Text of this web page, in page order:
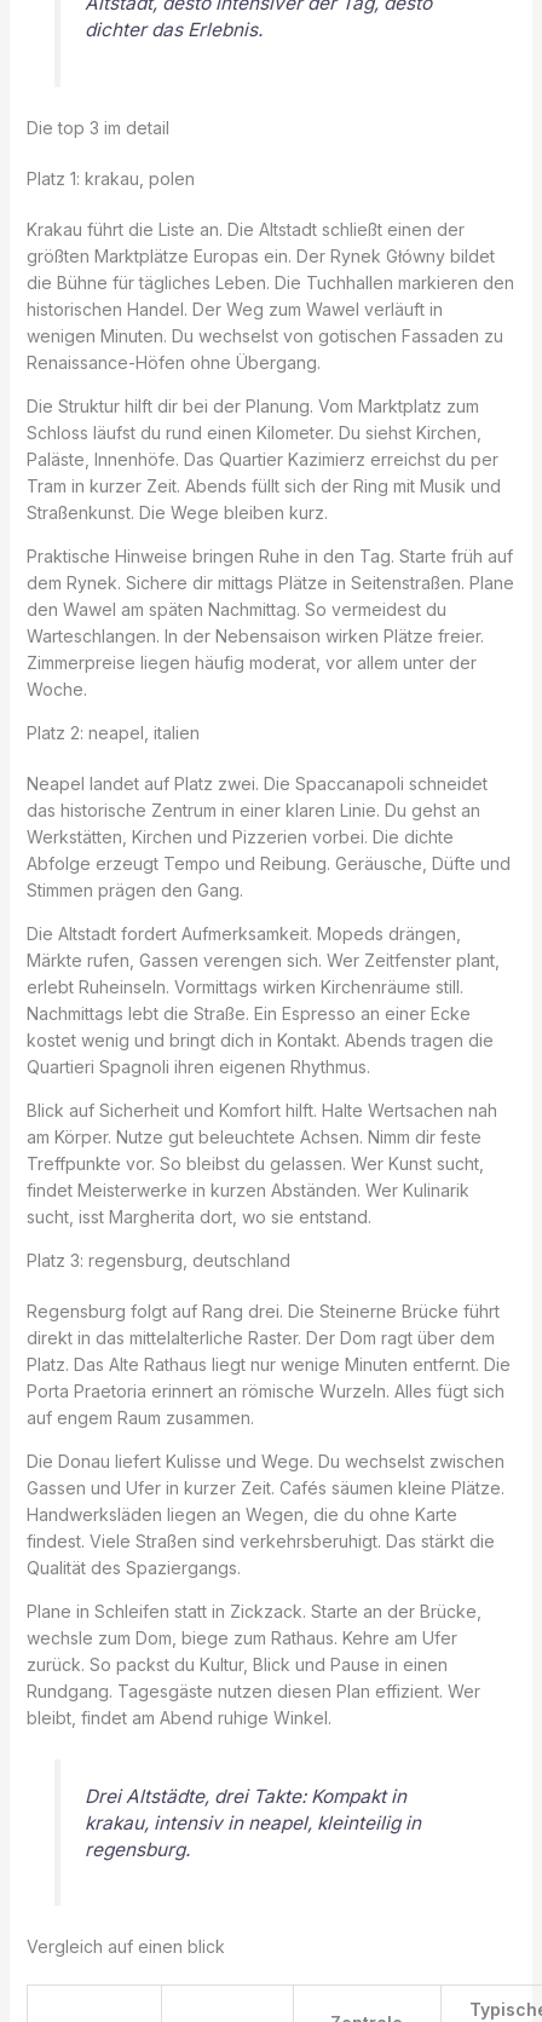
dichter das Erlebnis.
Die top 3 im detail
Platz 1: krakau, polen
Krakau führt die Liste an. Die Altstadt schließt einen der
größten Marktplätze Europas ein. Der Rynek Główny bildet
die Bühne für tägliches Leben. Die Tuchhallen markieren den
historischen Handel. Der Weg zum Wawel verläuft in
wenigen Minuten. Du wechselst von gotischen Fassaden zu
Renaissance-Höfen ohne Übergang.
Die Struktur hilft dir bei der Planung. Vom Marktplatz zum
Schloss läufst du rund einen Kilometer. Du siehst Kirchen,
Paläste, Innenhöfe. Das Quartier Kazimierz erreichst du per
Tram in kurzer Zeit. Abends füllt sich der Ring mit Musik und
Straßenkunst. Die Wege bleiben kurz.
Praktische Hinweise bringen Ruhe in den Tag. Starte früh auf
dem Rynek. Sichere dir mittags Plätze in Seitenstraßen. Plane
den Wawel am späten Nachmittag. So vermeidest du
Warteschlangen. In der Nebensaison wirken Plätze freier.
Zimmerpreise liegen häufig moderat, vor allem unter der
Woche.
Platz 2: neapel, italien
Neapel landet auf Platz zwei. Die Spaccanapoli schneidet
das historische Zentrum in einer klaren Linie. Du gehst an
Werkstätten, Kirchen und Pizzerien vorbei. Die dichte
Abfolge erzeugt Tempo und Reibung. Geräusche, Düfte und
Stimmen prägen den Gang.
Die Altstadt fordert Aufmerksamkeit. Mopeds drängen,
Märkte rufen, Gassen verengen sich. Wer Zeitfenster plant,
erlebt Ruheinseln. Vormittags wirken Kirchenräume still.
Nachmittags lebt die Straße. Ein Espresso an einer Ecke
kostet wenig und bringt dich in Kontakt. Abends tragen die
Quartieri Spagnoli ihren eigenen Rhythmus.
Blick auf Sicherheit und Komfort hilft. Halte Wertsachen nah
am Körper. Nutze gut beleuchtete Achsen. Nimm dir feste
Treffpunkte vor. So bleibst du gelassen. Wer Kunst sucht,
findet Meisterwerke in kurzen Abständen. Wer Kulinarik
sucht, isst Margherita dort, wo sie entstand.
Platz 3: regensburg, deutschland
Regensburg folgt auf Rang drei. Die Steinerne Brücke führt
direkt in das mittelalterliche Raster. Der Dom ragt über dem
Platz. Das Alte Rathaus liegt nur wenige Minuten entfernt. Die
Porta Praetoria erinnert an römische Wurzeln. Alles fügt sich
auf engem Raum zusammen.
Die Donau liefert Kulisse und Wege. Du wechselst zwischen
Gassen und Ufer in kurzer Zeit. Cafés säumen kleine Plätze.
Handwerksläden liegen an Wegen, die du ohne Karte
findest. Viele Straßen sind verkehrsberuhigt. Das stärkt die
Qualität des Spaziergangs.
Plane in Schleifen statt in Zickzack. Starte an der Brücke,
wechsle zum Dom, biege zum Rathaus. Kehre am Ufer
zurück. So packst du Kultur, Blick und Pause in einen
Rundgang. Tagesgäste nutzen diesen Plan effizient. Wer
bleibt, findet am Abend ruhige Winkel.
Drei Altstädte, drei Takte: Kompakt in
krakau, intensiv in neapel, kleinteilig in
regensburg.
Vergleich auf einen blick